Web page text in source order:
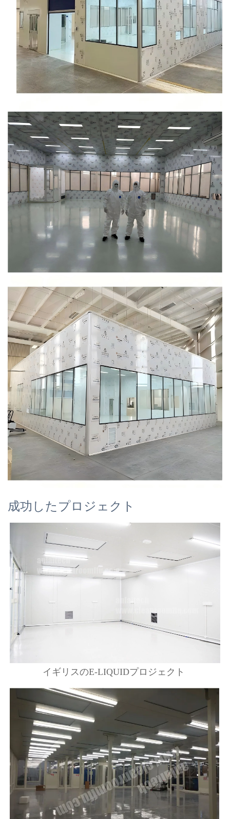
成功したプロジェクト
イギリスのE-LIQUIDプロジェクト